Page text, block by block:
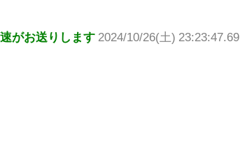
がお送りします 2024/10/26(土) 23:23:47.69